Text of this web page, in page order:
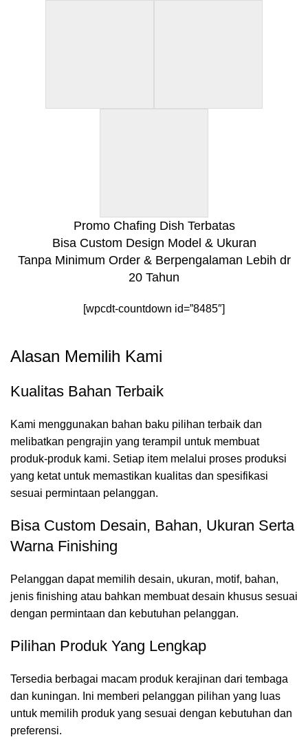
Promo Chafing Dish Terbatas
Bisa Custom Design Model & Ukuran
Tanpa Minimum Order & Berpengalaman Lebih dr
20 Tahun
[wpcdt-countdown id=”8485″]
Alasan Memilih Kami
Kualitas Bahan Terbaik
Kami menggunakan bahan baku pilihan terbaik dan
melibatkan pengrajin yang terampil untuk membuat
produk-produk kami. Setiap item melalui proses produksi
yang ketat untuk memastikan kualitas dan spesifikasi
sesuai permintaan pelanggan.
Bisa Custom Desain, Bahan, Ukuran Serta
Warna Finishing
Pelanggan dapat memilih desain, ukuran, motif, bahan,
jenis finishing atau bahkan membuat desain khusus sesuai
dengan permintaan dan kebutuhan pelanggan.
Pilihan Produk Yang Lengkap
Tersedia berbagai macam produk kerajinan dari tembaga
dan kuningan. Ini memberi pelanggan pilihan yang luas
untuk memilih produk yang sesuai dengan kebutuhan dan
preferensi.